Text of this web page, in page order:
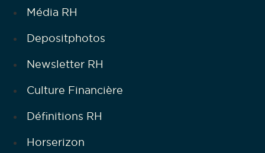
Média RH
Depositphotos
Newsletter RH
Culture Financière
Définitions RH
Horserizon